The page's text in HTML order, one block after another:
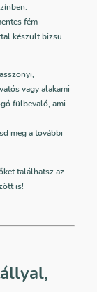
fém
készült bizsu
vagy alakami
fülbevaló, ami
meg a további
találhatsz az
is!